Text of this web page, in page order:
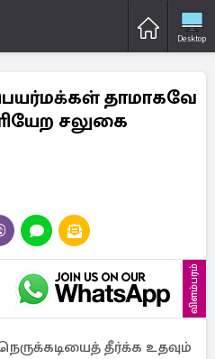
Desktop
தாமாகவே
சலுகை
விளம்பரம்
தீர்க்க உதவும்